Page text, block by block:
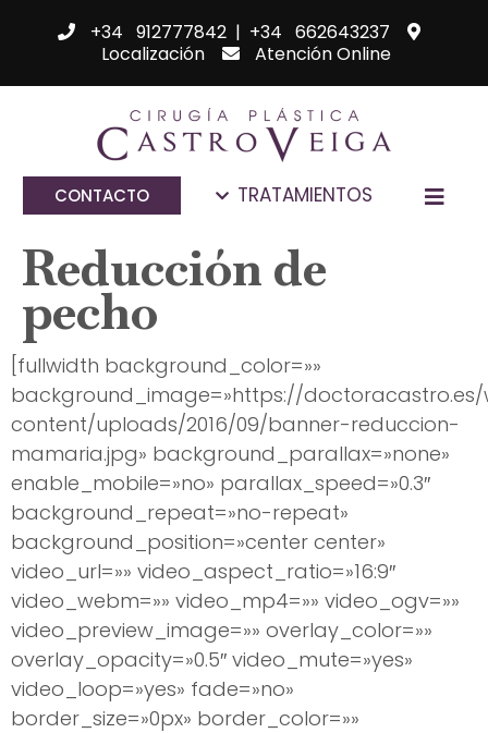
+34 912777842| +34 662643237
Localización
Atención Online
CONTACTO TRATAMIENTOS
Reducción de
pecho
[fullwidth background_color=»»
background_image=»https://
content/uploads/2016/09/banner-reduccion-
mamaria.jpg» background_parallax=»none»
enable_mobile=»no» parallax_speed=»0.3″
background_repeat=»no-repeat»
background_position=»center center»
video_url=»» video_aspect_ratio=»16:9″
video_webm=»» video_mp4=»» video_ogv=»»
video_preview_image=»» overlay_color=»»
overlay_opacity=»0.5″ video_mute=»yes»
video_loop=»yes» fade=»no»
border_size=»0px» border_color=»»